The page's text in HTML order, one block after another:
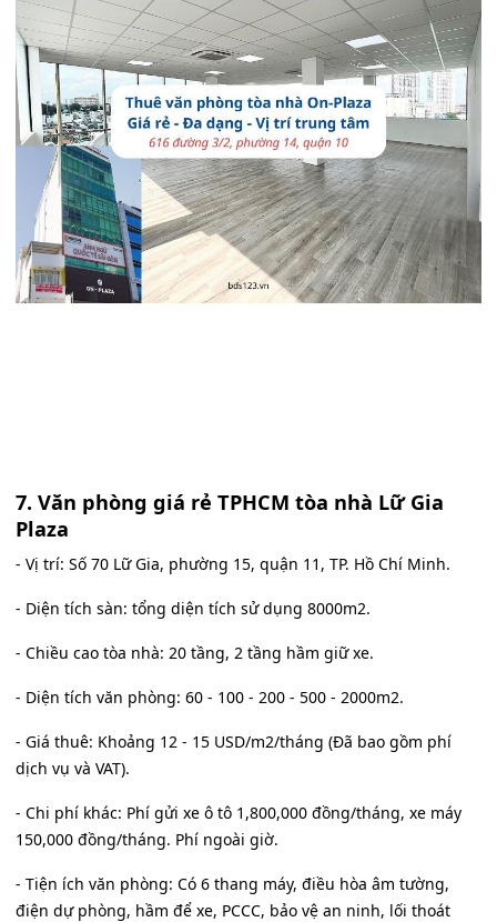
7. Văn phòng giá rẻ TPHCM tòa nhà Lữ Gia
Plaza
- Vị trí: Số 70 Lữ Gia, phường 15, quận 11, TP. Hồ Chí Minh.
- Diện tích sàn: tổng diện tích sử dụng 8000m2.
- Chiều cao tòa nhà: 20 tầng, 2 tầng hầm giữ xe.
- Diện tích văn phòng: 60 - 100 - 200 - 500 - 2000m2.
- Giá thuê: Khoảng 12 - 15 USD/m2/tháng (Đã bao gồm phí
dịch vụ và VAT).
- Chi phí khác: Phí gửi xe ô tô 1,800,000 đồng/tháng, xe máy
150,000 đồng/tháng. Phí ngoài giờ.
- Tiện ích văn phòng: Có 6 thang máy, điều hòa âm tường,
điện dự phòng, hầm để xe, PCCC, bảo vệ an ninh, lối thoát